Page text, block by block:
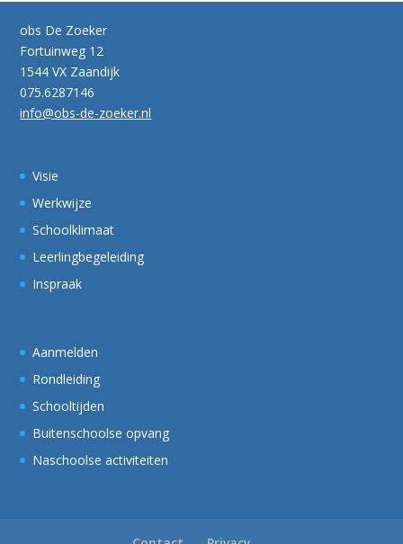
obs De Zoeker
Fortuinweg 12
1544 VX Zaandijk
075.6287146
info@obs-de-zoeker.nl
Visie
Werkwijze
Schoolklimaat
Leerlingbegeleiding
Inspraak
Aanmelden
Rondleiding
Schooltijden
Buitenschoolse opvang
Naschoolse activiteiten